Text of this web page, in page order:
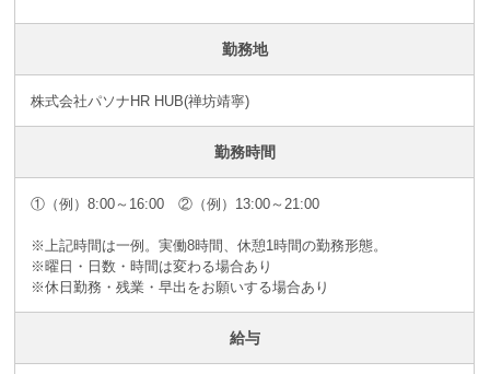
勤務地
株式会社パソナHR HUB(禅坊靖寧)
勤務時間
①（例）8:00～16:00 ②（例）13:00～21:00
※上記時間は一例。実働8時間、休憩1時間の勤務形態。
※曜日・日数・時間は変わる場合あり
※休日勤務・残業・早出をお願いする場合あり
給与